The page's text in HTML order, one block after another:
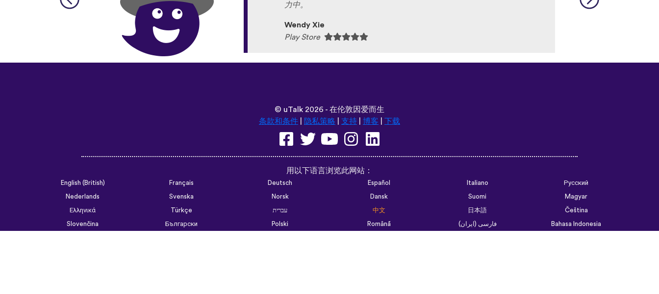
力中。
Wendy Xie
Play Store
© uTalk 2026 - 在伦敦因爱而生
条款和条件
隐私策略 支持 博客 下载
用以下语言浏览此网站：
English (British) Français Deutsch Español Italiano
Русский
Nederlands
Svenska Norsk Dansk Suomi
Magyar
Ελληνικά
Türkçe עברית 中文 日本語
Čeština
Slovenčina
Български Polski Română فارسی (ایران)
Bahasa Indonesia